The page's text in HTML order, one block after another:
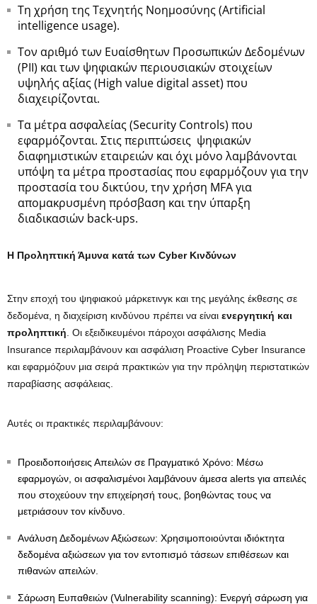
Τη χρήση της Τεχνητής Νοημοσύνης (Artificial
intelligence usage).
Τον αριθμό των Ευαίσθητων Προσωπικών Δεδομένων
(PII) και των ψηφιακών περιουσιακών στοιχείων
υψηλής αξίας (High value digital asset) που
διαχειρίζονται.
Τα μέτρα ασφαλείας (Security Controls) που
εφαρμόζονται. Στις περιπτώσεις ψηφιακών
διαφημιστικών εταιρειών και όχι μόνο λαμβάνονται
υπόψη τα μέτρα προστασίας που εφαρμόζουν για την
προστασία του δικτύου, την χρήση MFA για
απομακρυσμένη πρόσβαση και την ύπαρξη
διαδικασιών back-ups.
Η Προληπτική Άμυνα κατά των Cyber Κινδύνων
Στην εποχή του ψηφιακού μάρκετινγκ και της μεγάλης έκθεσης σε
δεδομένα, η διαχείριση κινδύνου πρέπει να είναι ενεργητική και
προληπτική . Οι εξειδικευμένοι πάροχοι ασφάλισης Media
Insurance περιλαμβάνουν και ασφάλιση Proactive Cyber Insurance
και εφαρμόζουν μια σειρά πρακτικών για την πρόληψη περιστατικών
παραβίασης ασφάλειας.
Αυτές οι πρακτικές περιλαμβάνουν:
Προειδοποιήσεις Απειλών σε Πραγματικό Χρόνο: Μέσω
εφαρμογών, οι ασφαλισμένοι λαμβάνουν άμεσα alerts για απειλές
που στοχεύουν την επιχείρησή τους, βοηθώντας τους να
μετριάσουν τον κίνδυνο.
Ανάλυση Δεδομένων Αξιώσεων: Χρησιμοποιούνται ιδιόκτητα
δεδομένα αξιώσεων για τον εντοπισμό τάσεων επιθέσεων και
πιθανών απειλών.
Σάρωση Ευπαθειών (Vulnerability scanning): Ενεργή σάρωση για